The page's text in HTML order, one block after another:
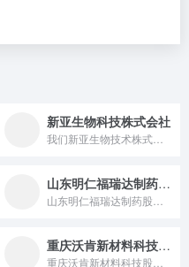
新亚生物科技株式会社
山东明仁福瑞达制药股份有限公司
重庆沃肯新材料科技股份有限公司